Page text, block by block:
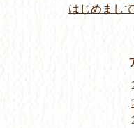
はじめまし